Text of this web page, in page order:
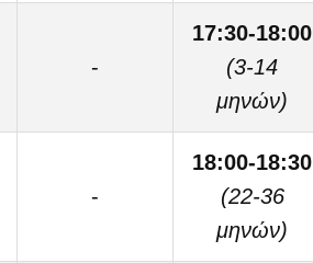
-
17:30-18:00
(3-14
μηνών)
-
18:00-18:30
(22-36
μηνών)